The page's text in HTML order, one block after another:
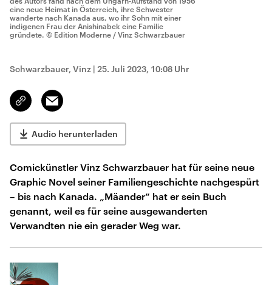
eine neue Heimat in Österreich, ihre Schwester
wanderte nach Kanada aus, wo ihr Sohn mit einer
indigenen Frau der Anishinabek eine Familie
gründete. © Edition Moderne / Vinz Schwarzbauer
Schwarzbauer, Vinz | 25. Juli 2023, 10:08 Uhr
Link
kopieren/teilen
Email
Audio herunterladen
Comickünstler Vinz Schwarzbauer hat für seine neue
Graphic Novel seiner Familiengeschichte nachgespürt
– bis nach Kanada. „Mäander“ hat er sein Buch
genannt, weil es für seine ausgewanderten
Verwandten nie ein gerader Weg war.